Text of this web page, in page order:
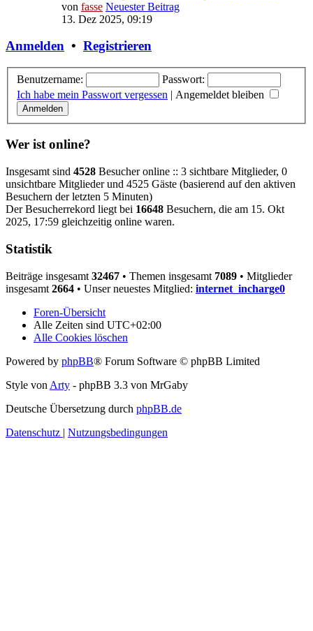
von fasse Neuester Beitrag
13. Dez 2025, 09:19
Anmelden • Registrieren
Benutzername:
Passwort:
Ich habe mein Passwort vergessen | Angemeldet bleiben
Wer ist online?
Insgesamt sind 4528 Besucher online :: 3 sichtbare Mitglieder, 0
unsichtbare Mitglieder und 4525 Gäste (basierend auf den aktiven
Besuchern der letzten 5 Minuten)
Der Besucherrekord liegt bei 16648 Besuchern, die am 15. Okt
2025, 17:59 gleichzeitig online waren.
Statistik
Beiträge insgesamt 32467 • Themen insgesamt 7089 • Mitglieder
insgesamt 2664 • Unser neuestes Mitglied: internet_incharge0
Foren-Übersicht
Alle Zeiten sind UTC+02:00
Alle Cookies löschen
Powered by phpBB® Forum Software © phpBB Limited
Style von Arty - phpBB 3.3 von MrGaby
Deutsche Übersetzung durch phpBB.de
Datenschutz | Nutzungsbedingungen